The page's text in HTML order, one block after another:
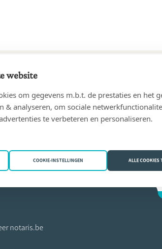
GEASSOCIEERDE NOTARISSEN(2018
notaris.be
website
om gegevens m.b.t. de prestaties en het
& analyseren, om sociale
te verbeteren en personaliseren.
COOKIE-INSTELLINGEN ALLE COOKIES